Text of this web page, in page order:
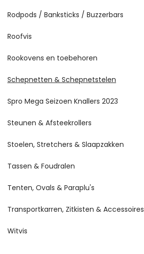
Rodpods / Banksticks / Buzzerbars
Roofvis
Rookovens en toebehoren
Schepnetten & Schepnetstelen
Spro Mega Seizoen Knallers 2023
Steunen & Afsteekrollers
Stoelen, Stretchers & Slaapzakken
Tassen & Foudralen
Tenten, Ovals & Paraplu's
Transportkarren, Zitkisten & Accessoires
Witvis